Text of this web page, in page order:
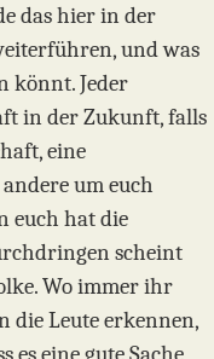
das hier in der
und was
könnt. Jeder
in der Zukunft, falls
eine
um euch
euch hat die
scheint
Wo immer ihr
die Leute erkennen,